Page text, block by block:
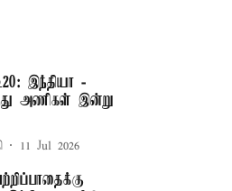
இந்தியா -
அணிகள் இன்று
11 Jul 2026